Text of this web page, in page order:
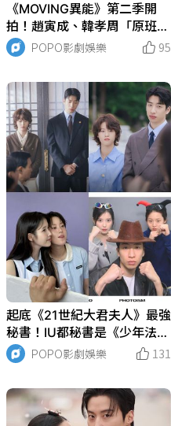
《MOVING異能》第二季開
拍！趙寅成、韓孝周「原班人
馬回歸」，飛天小胖「金奉
皙」由新星元奎彬接演！
POPO影劇娛樂 95
起底《21世紀大君夫人》最強
秘書！IU都秘書是《少年法
庭》裡的他、邊佑錫輔佐官有
演《愛的迫降》！
POPO影劇娛樂 131